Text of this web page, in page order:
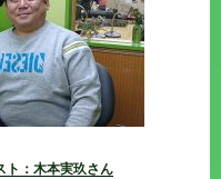
ト：木本実玖さん